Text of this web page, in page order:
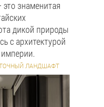
знаменитая
дикой природы
с архитектурой
ЛАНДШАФТ